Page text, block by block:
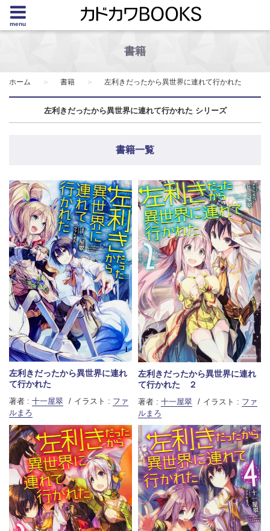
menu
書籍
ホーム 書籍 左利きだったから異世界に連れて行かれた
左利きだったから異世界に連れて行かれた シリーズ
書籍一覧
左利きだったから異世界に連れ
て行かれた
著者 : 十一屋翠 イラスト : ファ
ルまろ
左利きだったから異世界に連れ
て行かれた ２
著者 : 十一屋翠 イラスト : ファ
ルまろ